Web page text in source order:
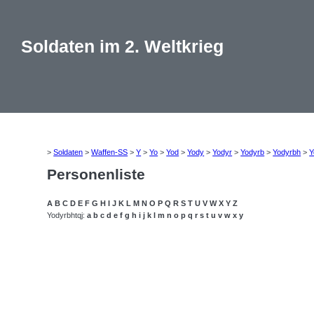
Soldaten im 2. Weltkrieg
>Soldaten >Waffen-SS >Y >Yo >Yod >Yody >Yodyr >Yodyrb >Yodyrbh >
Personenliste
A B C D E F G H I J K L M N O P Q R S T U V W X Y Z
Yodyrbhtqj:a b c d e f g h i j k l m n o p q r s t u v w x y